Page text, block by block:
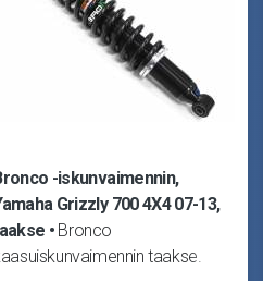
-iskunvaimennin,
Grizzly 700 4X4 07-13,
Bronco
taakse.